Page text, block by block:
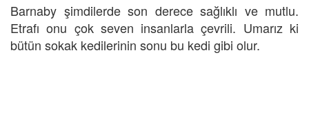
Barnaby şimdilerde son derece sağlıklı ve mutlu.
Etrafı onu çok seven insanlarla çevrili. Umarız ki
bütün sokak kedilerinin sonu bu kedi gibi olur.